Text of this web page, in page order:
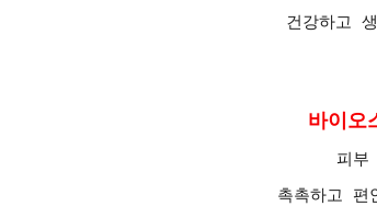
건강하고
바이오
피부
촉촉하고 편